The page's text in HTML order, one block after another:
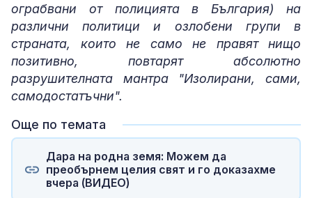
ограбвани от полицията в България) на
различни политици и озлобени групи в
страната, които не само не правят нищо
позитивно, повтарят абсолютно
разрушителната мантра "Изолирани, сами,
самодостатъчни".
Още по темата
Дара на родна земя: Можем да
преобърнем целия свят и го доказахме
вчера (ВИДЕО)